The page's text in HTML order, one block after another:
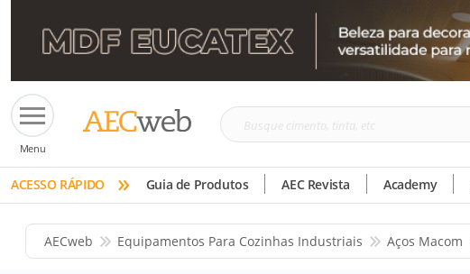
Menu
Busque
tinta,
etc
ACESSO RÁPIDO » Guia de Produtos AEC Revista Academy
AECweb Equipamentos Para Cozinhas Industriais Aços Macom